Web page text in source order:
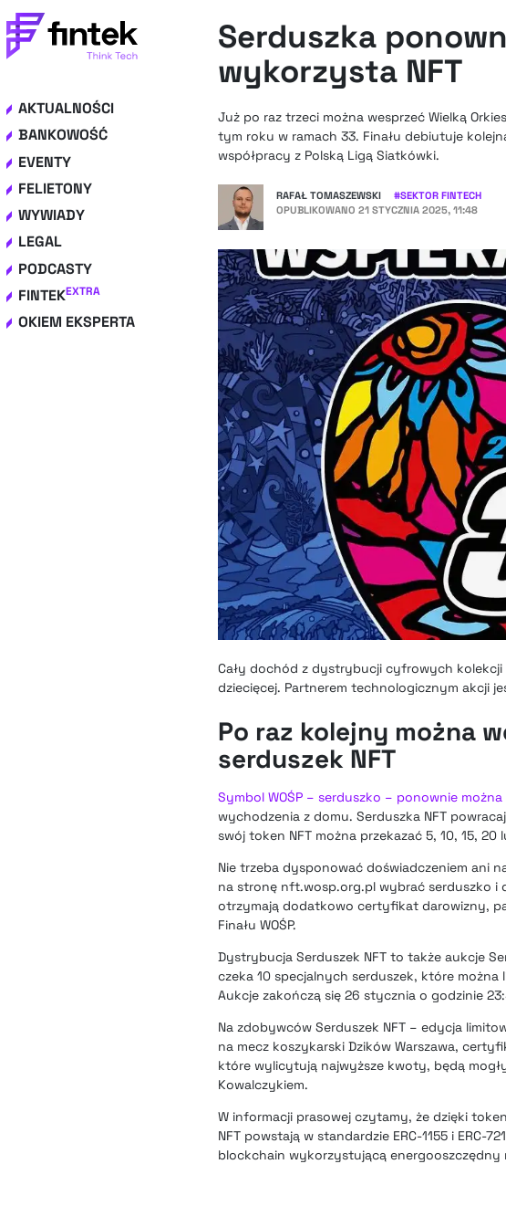
AKTUALNOŚCI
BANKOWOŚĆ
EVENTY
FELIETONY
WYWIADY
LEGAL
PODCASTY
FINTEKEXTRA
OKIEM EKSPERTA
Serduszka
wykorzysta NFT
Już po raz trzeci można wesprzeć Wielką
tym roku w ramach 33. Finału debiutuje
współpracy z Polską Ligą Siatkówki.
RAFAŁ TOMASZEWSKI #SEKTOR FINTECH
OPUBLIKOWANO 21 STYCZNIA 2025, 11:48
Cały dochód z dystrybucji cyfrowych
dziecięcej. Partnerem technologicznym akcji
Po raz kolejny można
serduszek NFT
Symbol WOŚP – serduszko – ponownie
wychodzenia z domu. Serduszka NFT
swój token NFT można przekazać 5, 10, 15,
Nie trzeba dysponować doświadczeniem ani
na stronę nft.wosp.org.pl wybrać serduszko i
otrzymają dodatkowo certyfikat darowizny,
Finału WOŚP.
Dystrybucja Serduszek NFT to także aukcje
czeka 10 specjalnych serduszek, które
Aukcje zakończą się 26 stycznia o godzinie
Na zdobywców Serduszek NFT – edycja
na mecz koszykarski Dzików Warszawa,
które wylicytują najwyższe kwoty, będą
Kowalczykiem.
W informacji prasowej czytamy, że dzięki
NFT powstają w standardzie ERC-1155 i
blockchain wykorzystującą energooszczędny